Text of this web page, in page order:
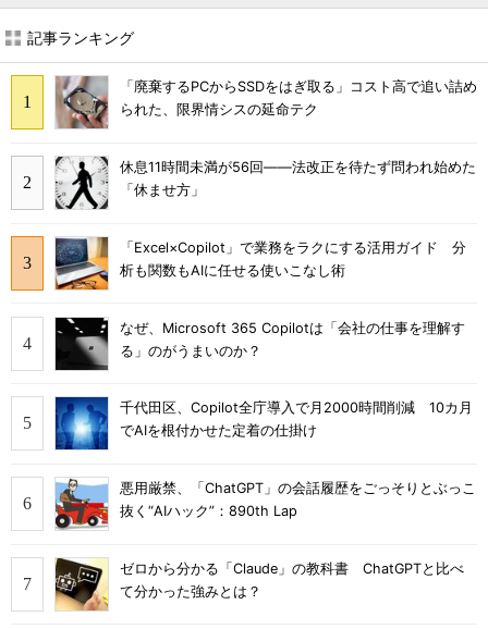
記事ランキング
「廃棄するPCからSSDをはぎ取る」コスト高で追い詰め
られた、限界情シスの延命テク
休息11時間未満が56回――法改正を待たず問われ始めた
「休ませ方」
「Excel×Copilot」で業務をラクにする活用ガイド 分
析も関数もAIに任せる使いこなし術
なぜ、Microsoft 365 Copilotは「会社の仕事を理解す
る」のがうまいのか？
千代田区、Copilot全庁導入で月2000時間削減 10カ月
でAIを根付かせた定着の仕掛け
悪用厳禁、「ChatGPT」の会話履歴をごっそりとぶっこ
抜く“AIハック”：890th Lap
ゼロから分かる「Claude」の教科書 ChatGPTと比べ
て分かった強みとは？